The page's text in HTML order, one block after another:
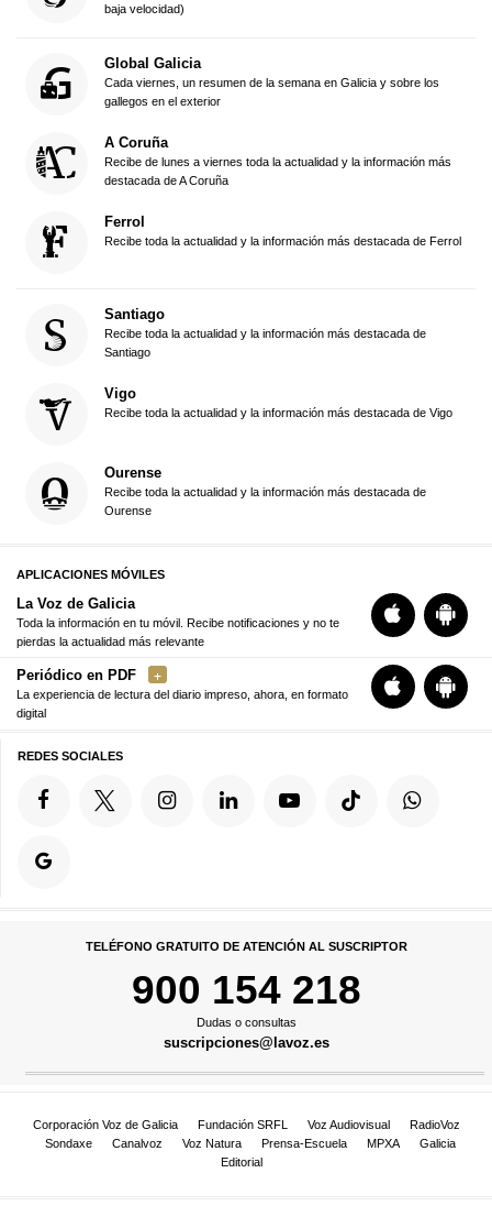
baja velocidad)
Global Galicia
Cada viernes, un resumen de la semana en Galicia y sobre los
gallegos en el exterior
A Coruña
Recibe de lunes a viernes toda la actualidad y la información más
destacada de A Coruña
Ferrol
Recibe toda la actualidad y la información más destacada de Ferrol
Santiago
Recibe toda la actualidad y la información más destacada de
Santiago
Vigo
Recibe toda la actualidad y la información más destacada de Vigo
Ourense
Recibe toda la actualidad y la información más destacada de
Ourense
APLICACIONES MÓVILES
La Voz de Galicia
Toda la información en tu móvil. Recibe notificaciones y no te
pierdas la actualidad más relevante
Periódico en PDF
La experiencia de lectura del diario impreso, ahora, en formato
digital
REDES SOCIALES
TELÉFONO GRATUITO DE ATENCIÓN AL SUSCRIPTOR
900 154 218
Dudas o consultas
suscripciones@lavoz.es
Corporación Voz de Galicia Fundación SRFL Voz Audiovisual
RadioVoz
Sondaxe
Canalvoz Voz Natura Prensa-Escuela MPXA
Galicia
Editorial